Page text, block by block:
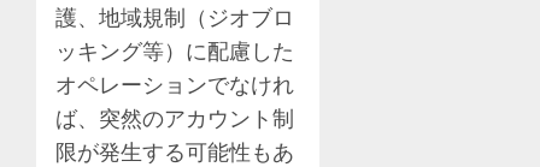
護、地域規制（ジオブロ
ッキング等）に配慮した
オペレーションでなけれ
ば、突然のアカウント制
限が発生する可能性もあ